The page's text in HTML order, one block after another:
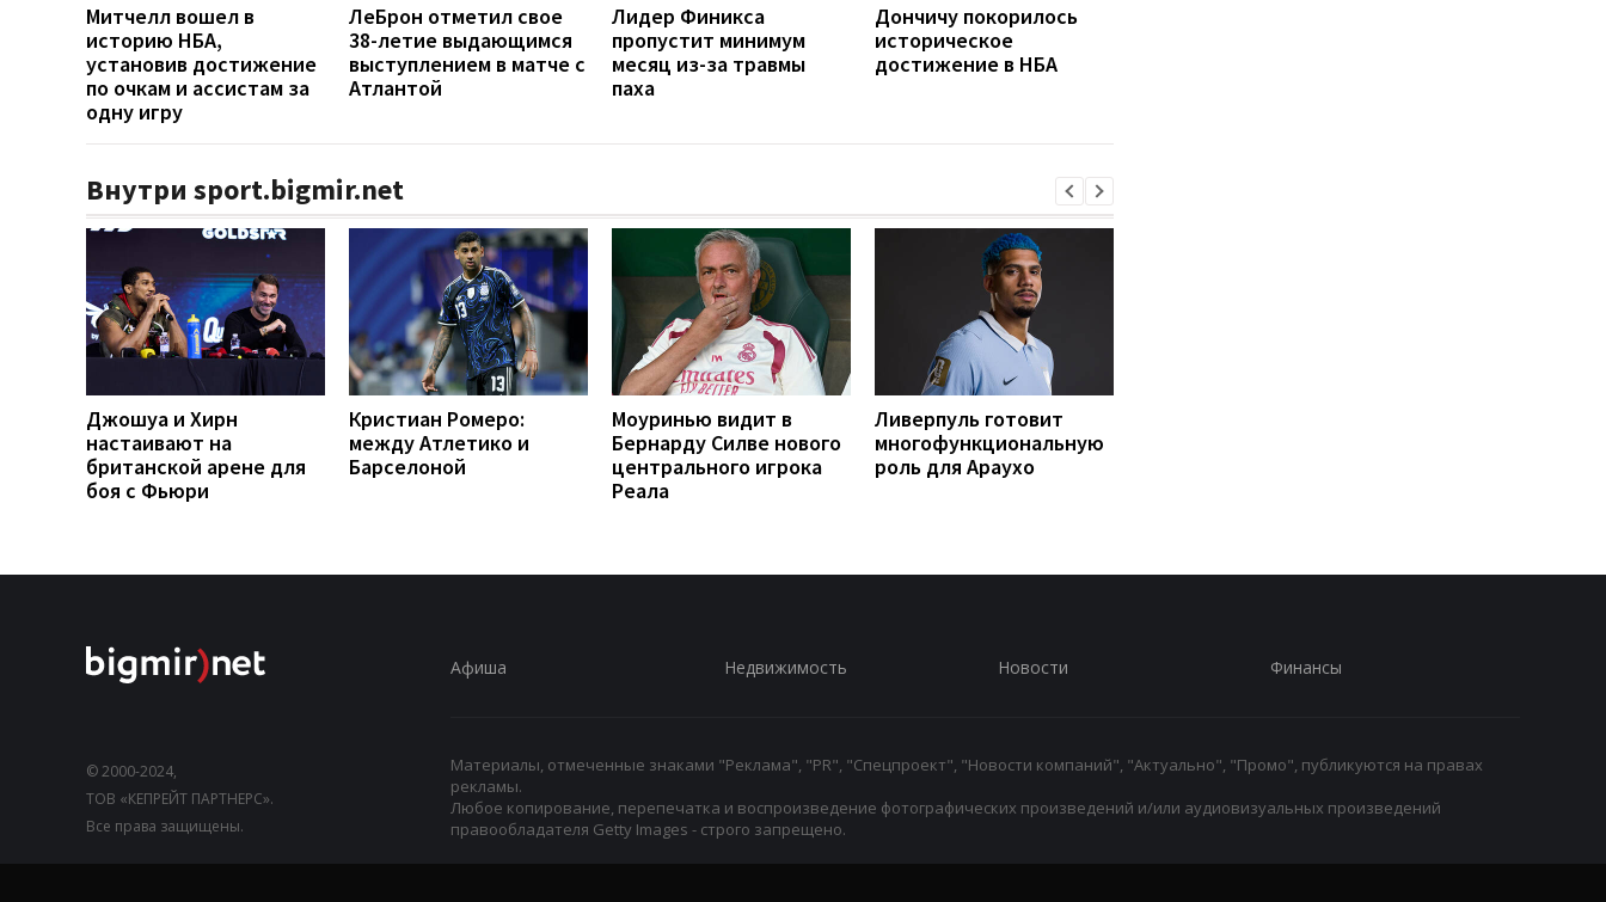
Митчелл вошел в
историю НБА,
установив достижение
по очкам и ассистам за
одну игру
ЛеБрон отметил свое
38-летие выдающимся
выступлением в матче с
Атлантой
Лидер Финикса
пропустит минимум
месяц из-за травмы
паха
Дончичу покорилось
историческое
достижение в НБА
Внутри sport.bigmir.net
Джошуа и Хирн
настаивают на
британской арене для
боя с Фьюри
Кристиан Ромеро:
между Атлетико и
Барселоной
Моуринью видит в
Бернарду Силве нового
центрального игрока
Реала
Ливерпуль готовит
многофункциональную
роль для Араухо
© 2000-2024,
ТОВ «КЕПРЕЙТ ПАРТНЕРС».
Все права защищены.
Афиша Недвижимость Новости Финансы
Материалы, отмеченные знаками "Реклама", "PR", "Спецпроект", "Новости компаний", "Актуально", "Промо", публикуются на правах
рекламы.
Любое копирование, перепечатка и воспроизведение фотографических произведений и/или аудиовизуальных произведений
правообладателя Getty Images - строго запрещено.